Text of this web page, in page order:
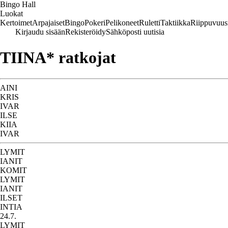
Bingo Hall
Luokat
KertoimetArpajaisetBingoPokeriPelikoneetRulettiTaktiikkaRiippuvuus
Kirjaudu sisäänRekisteröidySähköposti uutisia
TIINA* ratkojat
AINI
KRIS
IVAR
ILSE
KIIA
IVAR
LYMIT
IANIT
KOMIT
LYMIT
IANIT
ILSET
INTIA
24.7.
LYMIT